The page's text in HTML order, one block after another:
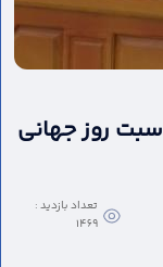
روز جهانی
تعداد بازدید :
1469